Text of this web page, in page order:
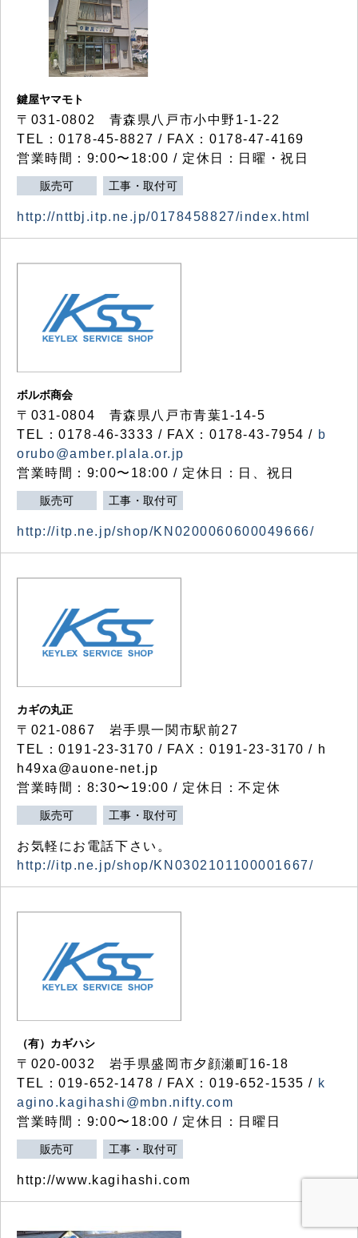
鍵屋ヤマモト
〒031-0802 青森県八戸市小中野1-1-22
TEL：0178-45-8827 / FAX：0178-47-4169
営業時間：9:00〜18:00 / 定休日：日曜・祝日
販売可 工事・取付可
http://nttbj.itp.ne.jp/0178458827/index.html
ボルボ商会
〒031-0804 青森県八戸市青葉1-14-5
TEL：0178-46-3333 / FAX：0178-43-7954 / b
orubo@amber.plala.or.jp
営業時間：9:00〜18:00 / 定休日：日、祝日
販売可 工事・取付可
http://itp.ne.jp/shop/KN0200060600049666/
カギの丸正
〒021-0867 岩手県一関市駅前27
TEL：0191-23-3170 / FAX：0191-23-3170 / h
h49xa@auone-net.jp
営業時間：8:30〜19:00 / 定休日：不定休
販売可 工事・取付可
お気軽にお電話下さい。
http://itp.ne.jp/shop/KN0302101100001667/
（有）カギハシ
〒020-0032 岩手県盛岡市夕顔瀬町16-18
TEL：019-652-1478 / FAX：019-652-1535 / k
agino.kagihashi@mbn.nifty.com
営業時間：9:00〜18:00 / 定休日：日曜日
販売可 工事・取付可
http://www.kagihashi.com